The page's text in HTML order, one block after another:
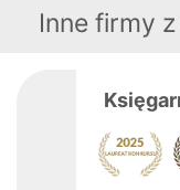
Inne firmy